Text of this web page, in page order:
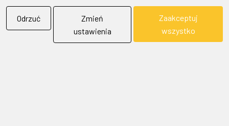
Odrzuć
Zmień
ustawienia
Zaakceptuj
wszystko
BIELFLAG